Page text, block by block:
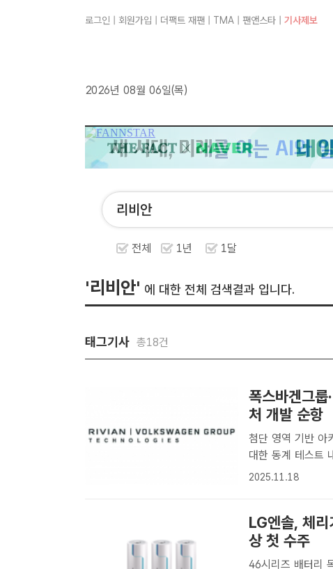
로그인 회원가입 더팩트 재팬 TMA 팬앤스타 기사제보
2026년 08월 06일(목)
전체 1년 1달
'리비안' 에 대한 전체 검색결과 입니다.
태그기사 총18건
폭스바겐그
처 개발 순항
첨단 영역 기반 아
대한 동계 테스트 내년 1분기 시작
RV 테크 출범 1년
2025.11.18
LG엔솔, 체
상 첫 수주
46시리즈 배터리 독